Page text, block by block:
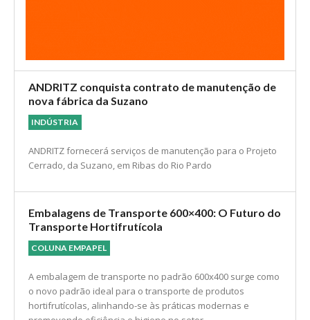
ANDRITZ conquista contrato de manutenção de
nova fábrica da Suzano
INDÚSTRIA
ANDRITZ fornecerá serviços de manutenção para o Projeto
Cerrado, da Suzano, em Ribas do Rio Pardo
Embalagens de Transporte 600×400: O Futuro do
Transporte Hortifrutícola
COLUNA EMPAPEL
A embalagem de transporte no padrão 600x400 surge como
o novo padrão ideal para o transporte de produtos
hortifrutícolas, alinhando-se às práticas modernas e